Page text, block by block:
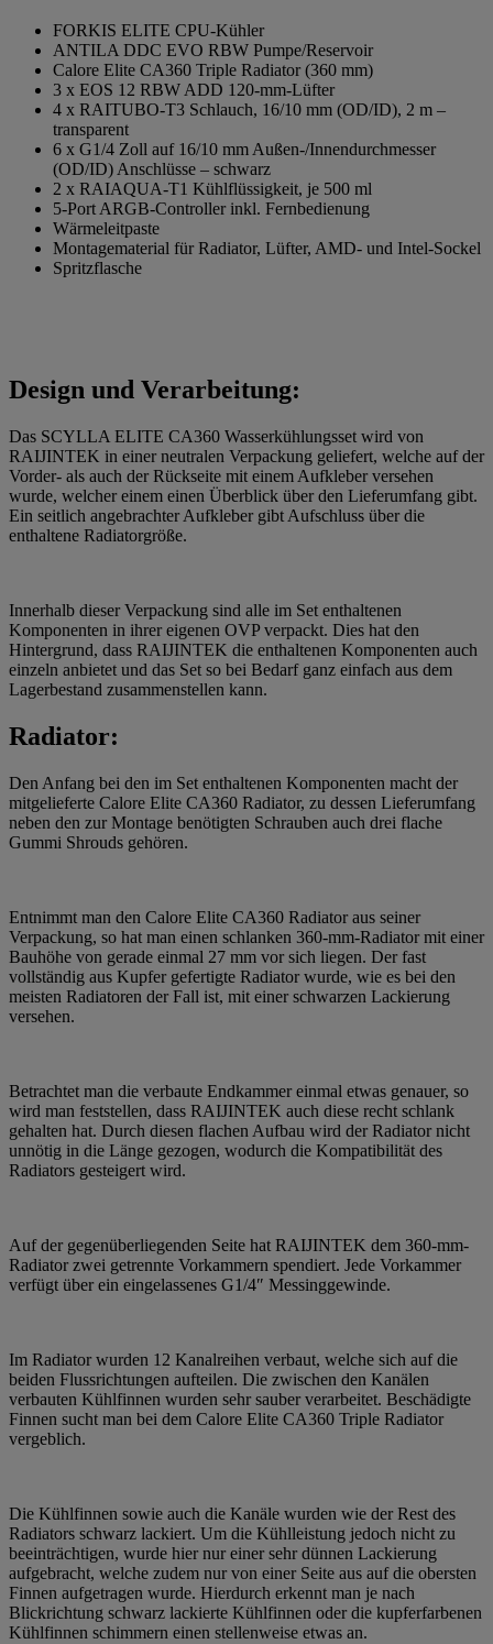
FORKIS ELITE CPU-Kühler
ANTILA DDC EVO RBW Pumpe/Reservoir
Calore Elite CA360 Triple Radiator (360 mm)
3 x EOS 12 RBW ADD 120-mm-Lüfter
4 x RAITUBO-T3 Schlauch, 16/10 mm (OD/ID), 2 m –
transparent
6 x G1/4 Zoll auf 16/10 mm Außen-/Innendurchmesser
(OD/ID) Anschlüsse – schwarz
2 x RAIAQUA-T1 Kühlflüssigkeit, je 500 ml
5-Port ARGB-Controller inkl. Fernbedienung
Wärmeleitpaste
Montagematerial für Radiator, Lüfter, AMD- und Intel-Sockel
Spritzflasche
Design und Verarbeitung:
Das SCYLLA ELITE CA360 Wasserkühlungsset wird von
RAIJINTEK in einer neutralen Verpackung geliefert, welche auf der
Vorder- als auch der Rückseite mit einem Aufkleber versehen
wurde, welcher einem einen Überblick über den Lieferumfang gibt.
Ein seitlich angebrachter Aufkleber gibt Aufschluss über die
enthaltene Radiatorgröße.
Innerhalb dieser Verpackung sind alle im Set enthaltenen
Komponenten in ihrer eigenen OVP verpackt. Dies hat den
Hintergrund, dass RAIJINTEK die enthaltenen Komponenten auch
einzeln anbietet und das Set so bei Bedarf ganz einfach aus dem
Lagerbestand zusammenstellen kann.
Radiator:
Den Anfang bei den im Set enthaltenen Komponenten macht der
mitgelieferte Calore Elite CA360 Radiator, zu dessen Lieferumfang
neben den zur Montage benötigten Schrauben auch drei flache
Gummi Shrouds gehören.
Entnimmt man den Calore Elite CA360 Radiator aus seiner
Verpackung, so hat man einen schlanken 360-mm-Radiator mit einer
Bauhöhe von gerade einmal 27 mm vor sich liegen. Der fast
vollständig aus Kupfer gefertigte Radiator wurde, wie es bei den
meisten Radiatoren der Fall ist, mit einer schwarzen Lackierung
versehen.
Betrachtet man die verbaute Endkammer einmal etwas genauer, so
wird man feststellen, dass RAIJINTEK auch diese recht schlank
gehalten hat. Durch diesen flachen Aufbau wird der Radiator nicht
unnötig in die Länge gezogen, wodurch die Kompatibilität des
Radiators gesteigert wird.
Auf der gegenüberliegenden Seite hat RAIJINTEK dem 360-mm-
Radiator zwei getrennte Vorkammern spendiert. Jede Vorkammer
verfügt über ein eingelassenes G1/4″ Messinggewinde.
Im Radiator wurden 12 Kanalreihen verbaut, welche sich auf die
beiden Flussrichtungen aufteilen. Die zwischen den Kanälen
verbauten Kühlfinnen wurden sehr sauber verarbeitet. Beschädigte
Finnen sucht man bei dem Calore Elite CA360 Triple Radiator
vergeblich.
Die Kühlfinnen sowie auch die Kanäle wurden wie der Rest des
Radiators schwarz lackiert. Um die Kühlleistung jedoch nicht zu
beeinträchtigen, wurde hier nur einer sehr dünnen Lackierung
aufgebracht, welche zudem nur von einer Seite aus auf die obersten
Finnen aufgetragen wurde. Hierdurch erkennt man je nach
Blickrichtung schwarz lackierte Kühlfinnen oder die kupferfarbenen
Kühlfinnen schimmern einen stellenweise etwas an.